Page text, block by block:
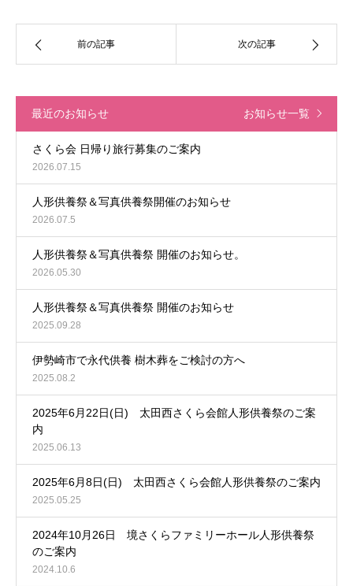
前の記事 次の記事
最近のお知らせ お知らせ一覧
さくら会 日帰り旅行募集のご案内
2026.07.15
人形供養祭＆写真供養祭開催のお知らせ
2026.07.5
人形供養祭＆写真供養祭 開催のお知らせ。
2026.05.30
人形供養祭＆写真供養祭 開催のお知らせ
2025.09.28
伊勢崎市で永代供養 樹木葬をご検討の方へ
2025.08.2
2025年6月22日(日) 太田西さくら会館人形供養祭のご案
内
2025.06.13
2025年6月8日(日) 太田西さくら会館人形供養祭のご案内
2025.05.25
2024年10月26日 境さくらファミリーホール人形供養祭
のご案内
2024.10.6